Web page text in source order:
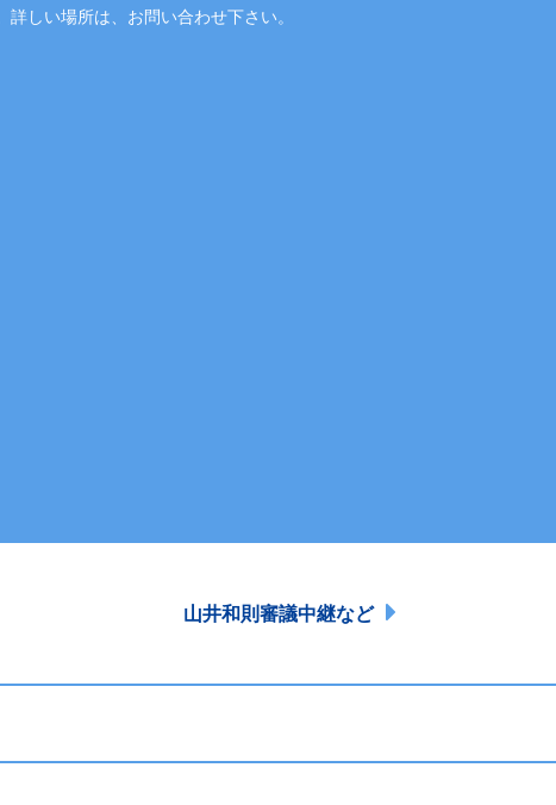
詳しい場所は、お問い合わせ下さい。
山井和則審議中継など